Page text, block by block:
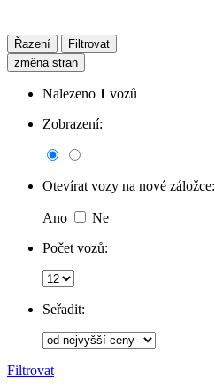
Řazení
Filtrovat
změna stran
Nalezeno 1 vozů
Zobrazení:
Otevírat vozy na nové záložce:
Ano
Ne
Počet vozů:
Seřadit:
Filtrovat